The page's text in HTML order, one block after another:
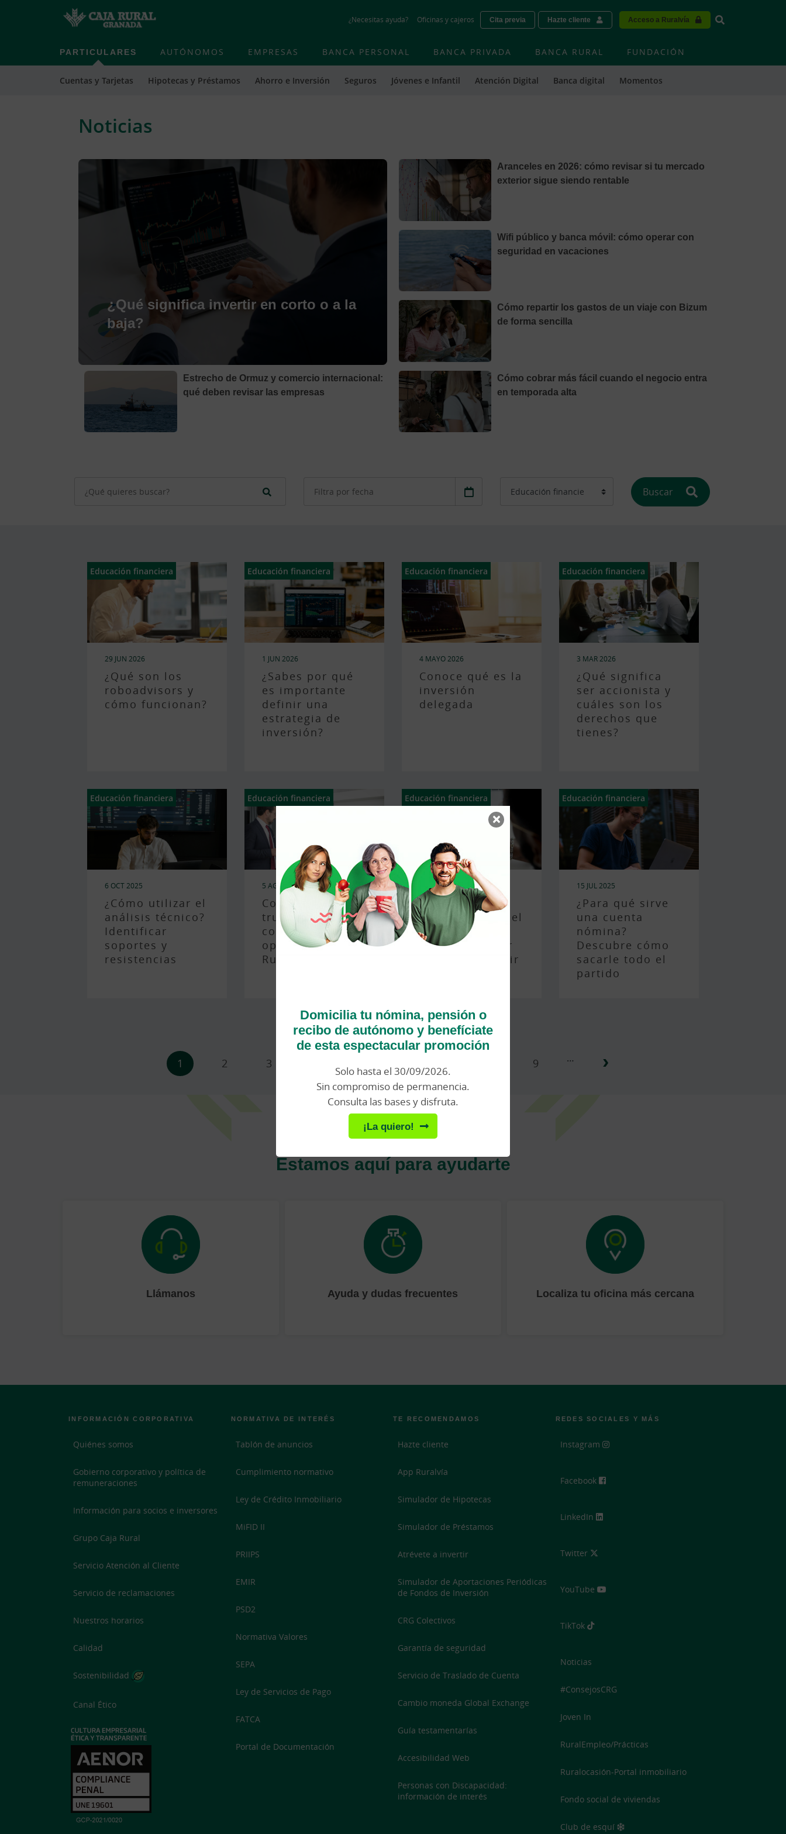
to
contentt
¿Necesitas ayuda? Oficinas y cajeros Cita previa Hazte cliente Acceso a Ruralvía Vinculo -
PARTICULARES
Cuentas y Tarjetas Hipotecas y Préstamos Ahorro e Inversión Seguros Jóvenes e Infantil Atención Digital Banca digital Momentos
AUTÓNOMOS EMPRESAS BANCA PERSONAL BANCA PRIVADA BANCA RURAL FUNDACIÓN
Noticias
¿Qué significa invertir en corto o a la
baja?
Aranceles en 2026: cómo revisar si tu mercado
exterior sigue siendo rentable
Wifi público y banca móvil: cómo operar con
seguridad en vacaciones
Cómo repartir los gastos de un viaje con Bizum
de forma sencilla
Estrecho de Ormuz y comercio internacional:
qué deben revisar las empresas
Cómo cobrar más fácil cuando el negocio entra
en temporada alta
Buscar
Total de resultados:
Educación financiera
29 JUN 2026
¿Qué son los
roboadvisors y
cómo funcionan?
Educación financiera
1 JUN 2026
¿Sabes por qué
es importante
definir una
estrategia de
inversión?
Educación financiera
4 MAYO 2026
Conoce qué es la
inversión
delegada
Educación financiera
3 MAR 2026
¿Qué significa
ser accionista y
cuáles son los
derechos que
tienes?
Educación financiera
6 OCT 2025
¿Cómo utilizar el
análisis técnico?
Identificar
soportes y
resistencias
Educación financiera
5 AGO 2025
Conoce todos los
trucos y
consejos para
operar con
Ruralvía Bróker
Educación financiera
21 JUL 2025
Rentabilidad,
riesgo y plazo: el
triángulo que
debes entender
antes de invertir
Educación financiera
15 JUL 2025
¿Para qué sirve
una cuenta
nómina?
Descubre cómo
sacarle todo el
partido
1 2 3 9 … ›
Estamos aquí para ayudarte
Llámanos Ayuda y dudas frecuentes Localiza tu oficina más cercana
×
Domicilia tu nómina, pensión o
recibo de autónomo y benefíciate
de esta espectacular promoción
Solo hasta el 30/09/2026.
Sin compromiso de permanencia.
Consulta las bases y disfruta.
¡La quiero!
INFORMACIÓN CORPORATIVA
Quiénes somos
Gobierno corporativo y política de
remuneraciones
Información para socios e inversores
Grupo Caja Rural
Servicio Atención al Cliente
Servicio de reclamaciones
Nuestros horarios
Calidad
Sostenibilidad
Canal Ético
NORMATIVA DE INTERÉS
Tablón de anuncios
Cumplimiento normativo
Ley de Crédito Inmobiliario
MiFID II
PRIIPS
EMIR
PSD2
Normativa Valores
SEPA
Ley de Servicios de Pago
FATCA
Portal de Documentación
TE RECOMENDAMOS
Hazte cliente
App Ruralvía
Simulador de Hipotecas
Simulador de Préstamos
Atrévete a invertir
Simulador de Aportaciones Periódicas
de Fondos de Inversión
CRG Colectivos
Garantía de seguridad
Servicio de Traslado de Cuenta
Cambio moneda Global Exchange
Guía testamentarías
Accesibilidad Web
Personas con Discapacidad:
información de interés
REDES SOCIALES Y MÁS
Instagram
Facebook
LinkedIn
Twitter
YouTube
TikTok
Noticias
#ConsejosCRG
Joven In
RuralEmpleo/Prácticas
Ruralocasión-Portal inmobiliario
Fondo social de viviendas
Club de esquí